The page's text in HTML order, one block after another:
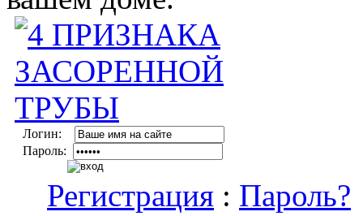
Логин:
Пароль:
Регистрация : Пароль?